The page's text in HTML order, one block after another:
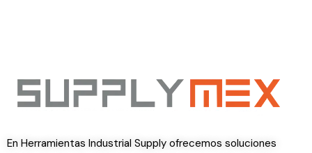
En Herramientas Industrial Supply ofrecemos soluciones